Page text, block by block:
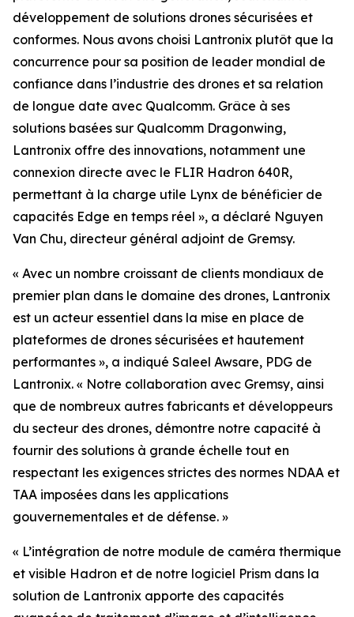
développement de solutions drones sécurisées et
conformes. Nous avons choisi Lantronix plutôt que la
concurrence pour sa position de leader mondial de
confiance dans l’industrie des drones et sa relation
de longue date avec Qualcomm. Grâce à ses
solutions basées sur Qualcomm Dragonwing,
Lantronix offre des innovations, notamment une
connexion directe avec le FLIR Hadron 640R,
permettant à la charge utile Lynx de bénéficier de
capacités Edge en temps réel », a déclaré Nguyen
Van Chu, directeur général adjoint de Gremsy.
« Avec un nombre croissant de clients mondiaux de
premier plan dans le domaine des drones, Lantronix
est un acteur essentiel dans la mise en place de
plateformes de drones sécurisées et hautement
performantes », a indiqué Saleel Awsare, PDG de
Lantronix. « Notre collaboration avec Gremsy, ainsi
que de nombreux autres fabricants et développeurs
du secteur des drones, démontre notre capacité à
fournir des solutions à grande échelle tout en
respectant les exigences strictes des normes NDAA et
TAA imposées dans les applications
gouvernementales et de défense. »
« L’intégration de notre module de caméra thermique
et visible Hadron et de notre logiciel Prism dans la
solution de Lantronix apporte des capacités